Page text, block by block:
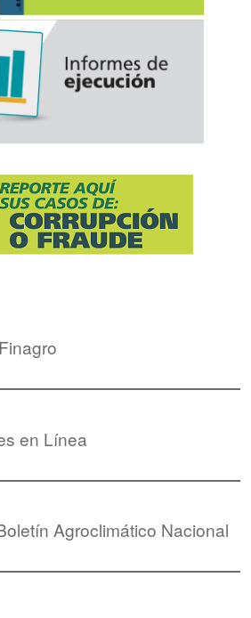
en Línea
Agroclimático Nacional